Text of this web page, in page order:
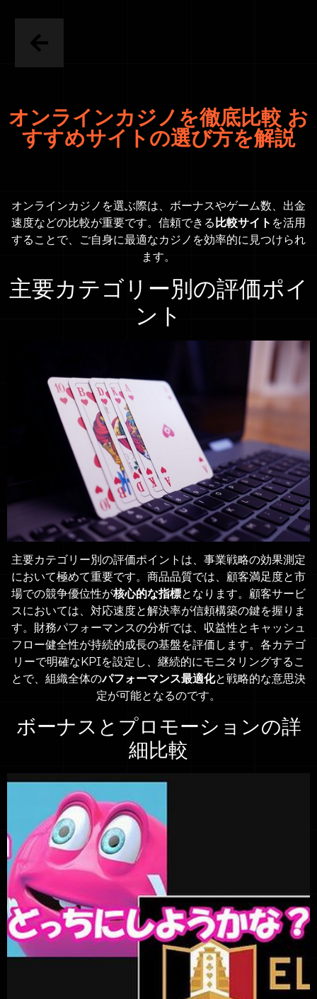
オンラインカジノを徹底比較 お
すすめサイトの選び方を解説
オンラインカジノを選ぶ際は、ボーナスやゲーム数、出金
速度などの比較が重要です。信頼できる 比較サイト を活用
することで、ご自身に最適なカジノを効率的に見つけられ
ます。
主要カテゴリー別の評価ポイ
ント
主要カテゴリー別の評価ポイントは、事業戦略の効果測定
において極めて重要です。商品品質では、顧客満足度と市
場での競争優位性が核心的な指標となります。顧客サービ
スにおいては、対応速度と解決率が信頼構築の鍵を握りま
す。財務パフォーマンスの分析では、収益性とキャッシュ
フロー健全性が持続的成長の基盤を評価します。各カテゴ
リーで明確なKPIを設定し、継続的にモニタリングするこ
とで、組織全体のパフォーマンス最適化と戦略的な意思決
定が可能となるのです。
ボーナスとプロモーションの詳
細比較